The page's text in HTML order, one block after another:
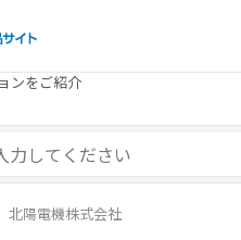
メーカーから探す
特集
補助金対象製品一覧
お役立ちコラム
ンをご紹介
メーカーから探す
補助金対象製品一覧
お役立ちコラム
北陽電機株式会社